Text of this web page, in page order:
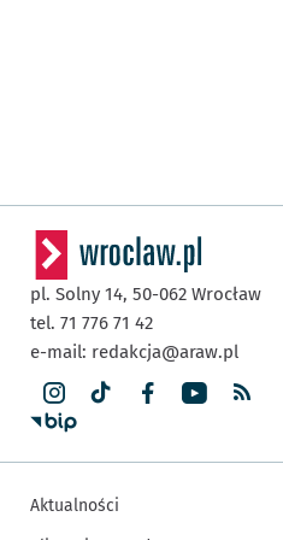
pl. Solny 14, 50-062 Wrocław
tel. 71 776 71 42
e-mail: redakcja@araw.pl
Aktualności